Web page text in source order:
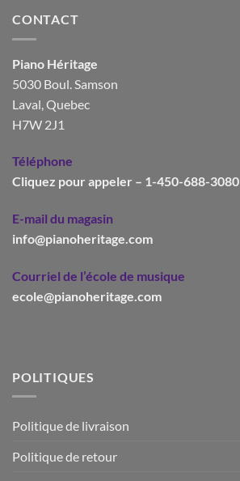
CONTACT
Piano Héritage
5030 Boul. Samson
Laval, Quebec
H7W 2J1
Téléphone
Cliquez pour appeler – 1-450-688-3080
E-mail du magasin
info@pianoheritage.com
Courriel de l’école de musique
ecole@pianoheritage.com
POLITIQUES
Politique de livraison
Politique de retour